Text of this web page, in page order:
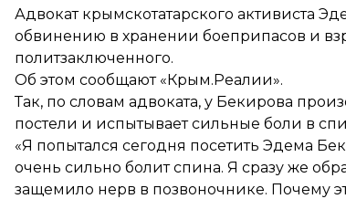
Адвокат крымскотатарского активиста
обвинению в хранении боеприпасов и
политзаключенного.
Об этом сообщают«Крым.Реалии».
Так, по словам адвоката, у Бекирова
постели и испытывает сильные боли в
«Я попытался сегодня посетить Эдема
очень сильно болит спина. Я сразу же
защемило нерв в позвоночнике. Почему